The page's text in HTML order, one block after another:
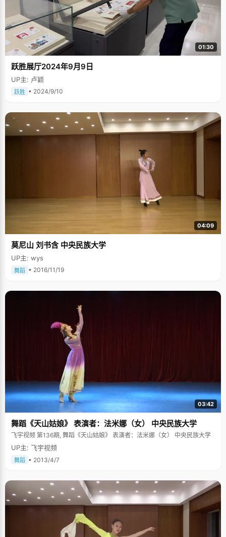
01:30
跃胜展厅2024年9月9日
UP主: 卢颖
跃胜 • 2024/9/10
04:09
莫尼山 刘书含 中央民族大学
UP主: wys
舞蹈 • 2016/11/19
03:42
舞蹈《天山姑娘》 表演者：法米娜（女） 中央民族大学
飞宇视频 第136期, 舞蹈《天山姑娘》 表演者：法米娜（女） 中央民族大学
UP主: 飞宇视频
舞蹈 • 2013/4/7